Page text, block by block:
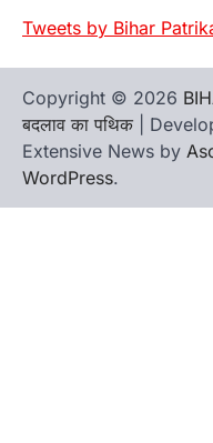
Tweets by Bihar
Copyright © 2026
बदलाव का पथिक |
Extensive News by
WordPress.